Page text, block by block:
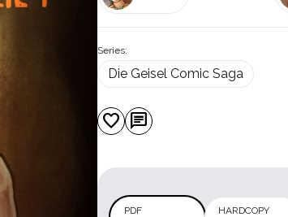
Series:
Die Geisel Comic Saga
favorite chat
PDF HARDCOPY